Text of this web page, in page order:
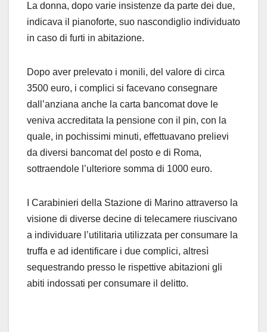
La donna, dopo varie insistenze da parte dei due,
indicava il pianoforte, suo nascondiglio individuato
in caso di furti in abitazione.
Dopo aver prelevato i monili, del valore di circa
3500 euro, i complici si facevano consegnare
dall’anziana anche la carta bancomat dove le
veniva accreditata la pensione con il pin, con la
quale, in pochissimi minuti, effettuavano prelievi
da diversi bancomat del posto e di Roma,
sottraendole l’ulteriore somma di 1000 euro.
I Carabinieri della Stazione di Marino attraverso la
visione di diverse decine di telecamere riuscivano
a individuare l’utilitaria utilizzata per consumare la
truffa e ad identificare i due complici, altresì
sequestrando presso le rispettive abitazioni gli
abiti indossati per consumare il delitto.